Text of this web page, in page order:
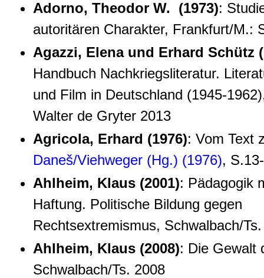
Adorno, Theodor W. (1973):
autoritären Charakter, Frankfurt/M.:
Agazzi, Elena und Erhard Schütz
Handbuch Nachkriegsliteratur.
und Film in Deutschland (1945-
Walter de Gryter 2013
Agricola, Erhard (1976): Vom Text
Daneš/Viehweger (Hg.) (1976),
Ahlheim, Klaus (2001): Pädagogik
Haftung. Politische Bildung gegen
Rechtsextremismus, Schwalbach/
Ahlheim, Klaus (2008): Die Gewalt
Schwalbach/Ts. 2008